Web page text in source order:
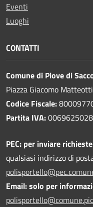
Eventi
Luoghi
CONTATTI
Comune di Piove di
Piazza Giacomo
Codice Fiscale:
Partita IVA:
PEC: per inviare
qualsiasi indirizzo di
Email: solo per